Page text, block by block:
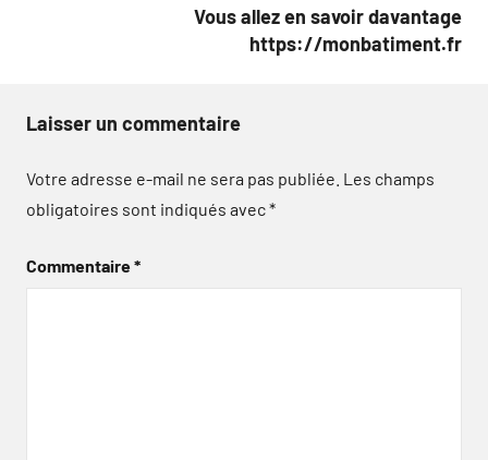
Vous allez en savoir davantage
https://monbatiment.fr
Laisser un commentaire
Votre adresse e-mail ne sera pas publiée. Les champs
obligatoires sont indiqués avec*
Commentaire*